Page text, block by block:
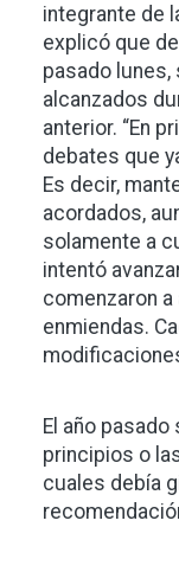
integrante de
explicó que
pasado
alcanzados
anterior. “En
debates que
Es decir,
acordados,
solamente a
intentó
comenzaron
enmiendas.
El año
principios o
cuales debía